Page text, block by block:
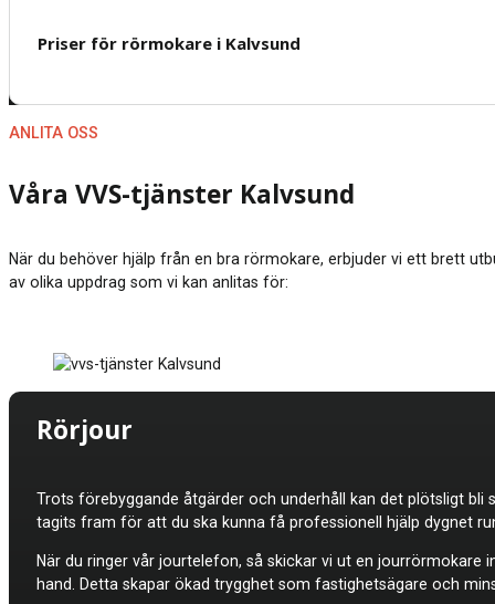
Priser för rörmokare i Kalvsund
Våra VVS-tjänster Kalvsund
När du behöver hjälp från en bra rörmokare, erbjuder vi ett brett
av olika uppdrag som vi kan anlitas för:
ANLITA OSS
Rörjour
Trots förebyggande åtgärder och underhåll kan det plötsligt bli
tagits fram för att du ska kunna få professionell hjälp dygnet
När du ringer vår jourtelefon, så skickar vi ut en
hand. Detta skapar ökad trygghet som fastighetsägare och